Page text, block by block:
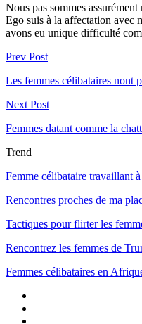
Nous pas sommes
Ego suis à la affectation avec
avons eu unique difficulté
Prev Post
Les femmes célibataires nont
Next Post
Femmes datant comme la
Trend
Femme célibataire travaillant
Rencontres proches de ma
Tactiques pour flirter les
Rencontrez les femmes de
Femmes célibataires en